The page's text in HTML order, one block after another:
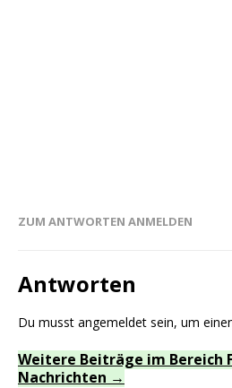
ZUM ANTWORTEN ANMELDEN
Antworten
Du musst angemeldet sein, um
Weitere Beiträge im Bereich
Nachrichten